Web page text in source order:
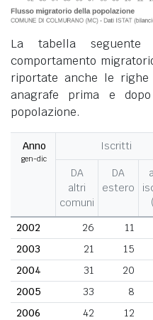
La tabella
comportamento
riportate anche le
anagrafe prima e
popolazione.
Anno
gen-dic
Iscritti
DA
altri
comuni
DA
estero
2002
26 11
2003
21 15
2004
31 20
2005
33 8
2006
42 12